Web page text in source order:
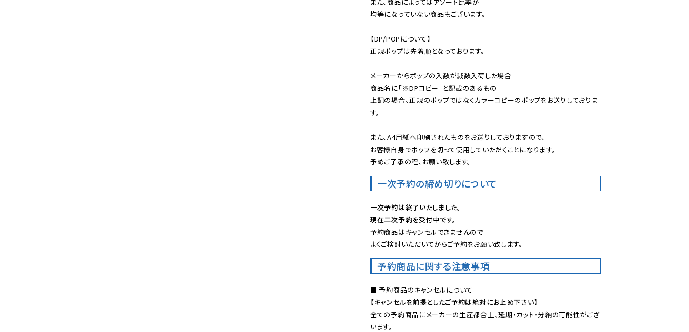
均等になっていない商品もございます。
【DP/POPについて】
正規ポップは先着順となっております。
メーカーからポップの入数が減数入荷した場合
商品名に「※DPコピー」と記載のあるもの
上記の場合、正規のポップではなくカラーコピーのポップをお送りしておりま
す。
また、A4用紙へ印刷されたものをお送りしておりますので、
お客様自身でポップを切って使用していただくことになります。
予めご了承の程、お願い致します。
一次予約の締め切りについて
一次予約は終了いたしました。
現在二次予約を受付中です。
予約商品はキャンセルできませんので
よくご検討いただいてからご予約をお願い致します。
予約商品に関する注意事項
【キャンセルを前提としたご予約は絶対にお止め下さい】
全ての予約商品にメーカーの生産都合上、延期・カット・分納の可能性がござ
います。